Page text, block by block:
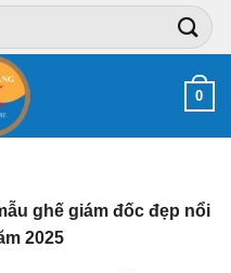
0
ghế giám đốc đẹp nổi
2025